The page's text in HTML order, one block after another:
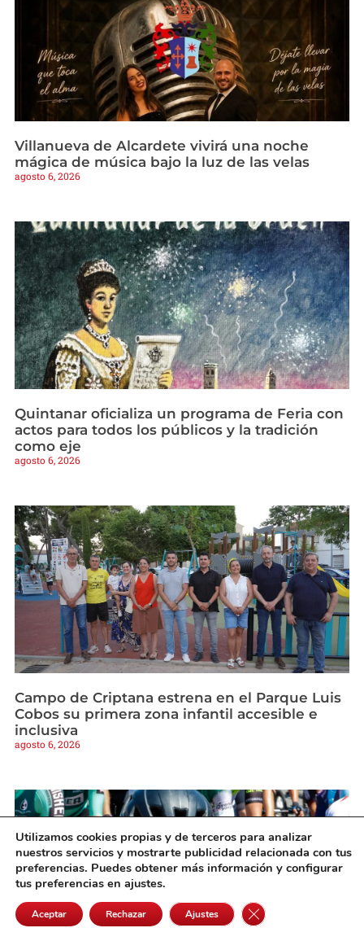
Villanueva de Alcardete vivirá una noche
mágica de música bajo la luz de las velas
agosto 6, 2026
Quintanar oficializa un programa de Feria con
actos para todos los públicos y la tradición
como eje
agosto 6, 2026
Campo de Criptana estrena en el Parque Luis
Cobos su primera zona infantil accesible e
inclusiva
agosto 6, 2026
Utilizamos cookies propias y de terceros para analizar
nuestros servicios y mostrarte publicidad relacionada con tus
preferencias. Puedes obtener más información y configurar
tus preferencias en ajustes.
Aceptar Rechazar Ajustes Cerrar el banner de